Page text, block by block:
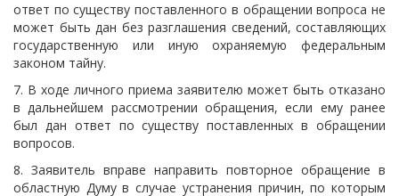
ответ по существу поставленного в обращении вопроса не
может быть дан без разглашения сведений, составляющих
государственную или иную охраняемую федеральным
законом тайну.
7. В ходе личного приема заявителю может быть отказано
в дальнейшем рассмотрении обращения, если ему ранее
был дан ответ по существу поставленных в обращении
вопросов.
8. Заявитель вправе направить повторное обращение в
областную Думу в случае устранения причин, по которым